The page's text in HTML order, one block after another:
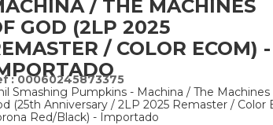
/ THE MACHINES
GOD (2LP 2025
/ COLOR ECOM) -
:00060245873375
Smashing Pumpkins - Machina / The Machines
(25th Anniversary / 2LP 2025 Remaster / Color
Red/Black) - Importado